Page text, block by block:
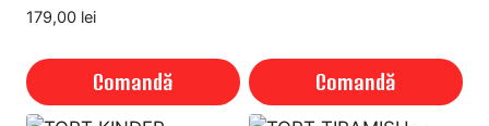
pot
fi
179,00 lei
Comandă
până
595,00 lei
Comandă
Acest